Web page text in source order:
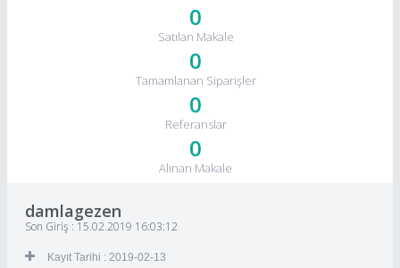
0
Satılan Makale
0
Tamamlanan Siparişler
0
Referanslar
0
Alınan Makale
damlagezen
Son Giriş : 15.02.2019 16:03:12
Kayıt Tarihi : 2019-02-13